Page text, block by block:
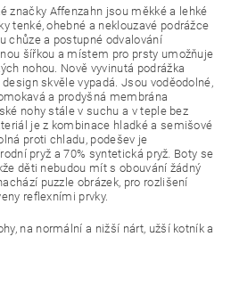
značky Affenzahn jsou měkké a lehké
tenké, ohebné a neklouzavé podrážce
chůze a postupné odvalování
šířkou a místem pro prsty umožňuje
nohou. Nově vyvinutá podrážka
skvěle vypadá. Jsou voděodolné,
a prodyšná membrána
nohy stále v suchu a v teple bez
je z kombinace hladké a semišové
proti chladu, podešev je
pryž a 70% syntetická pryž. Boty se
děti nebudou mít s obouvání žádný
puzzle obrázek, pro rozlišení
reflexními prvky.
na normální a nižší nárt, užší kotník a